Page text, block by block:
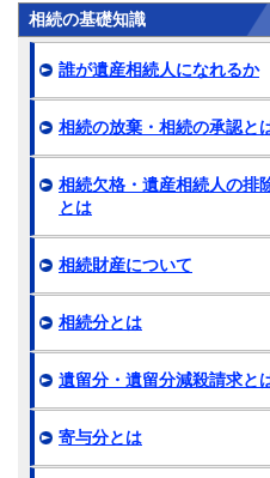
相続の基礎知識
誰が遺産相続人になれるか
相続の放棄・相続の承認と
相続欠格・遺産相続人の排
とは
相続財産について
相続分とは
遺留分・遺留分減殺請求と
寄与分とは